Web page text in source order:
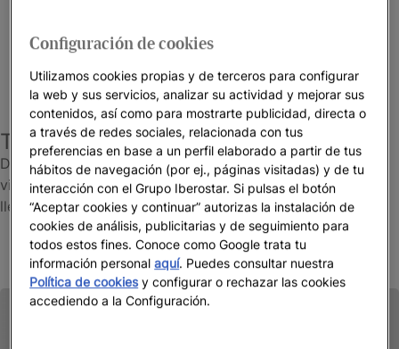
Tus vacaciones más sostenibles
Descubre todas las experiencias sostenibles que puedes
vivir en nuestros hoteles y todas las iniciativas que
llevamos a cabo para cuidar de ti y del planeta.
Ver más
Configuración de cookies
Utilizamos cookies propias y de terceros para configurar
la web y sus servicios, analizar su actividad y mejorar sus
contenidos, así como para mostrarte publicidad, directa o
a través de redes sociales, relacionada con tus
preferencias en base a un perfil elaborado a partir de tus
hábitos de navegación (por ej., páginas visitadas) y de tu
interacción con el Grupo Iberostar. Si pulsas el botón
“Aceptar cookies y continuar” autorizas la instalación de
cookies de análisis, publicitarias y de seguimiento para
todos estos fines. Conoce como Google trata tu
información personalaquí. Puedes consultar nuestra
Política de cookiesy configurar o rechazar las cookies
accediendo a la Configuración.